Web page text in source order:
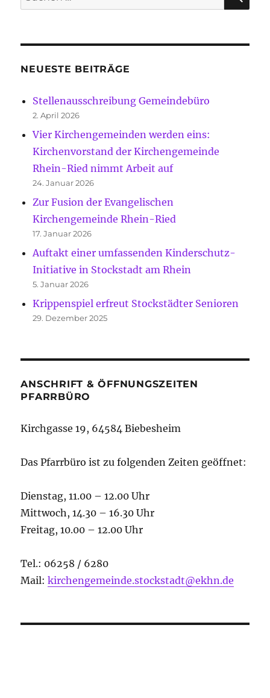
nach:
NEUESTE BEITRÄGE
Stellenausschreibung Gemeindebüro
2. April 2026
Vier Kirchengemeinden werden eins:
Kirchenvorstand der Kirchengemeinde
Rhein-Ried nimmt Arbeit auf
24. Januar 2026
Zur Fusion der Evangelischen
Kirchengemeinde Rhein-Ried
17. Januar 2026
Auftakt einer umfassenden Kinderschutz-
Initiative in Stockstadt am Rhein
5. Januar 2026
Krippenspiel erfreut Stockstädter Senioren
29. Dezember 2025
ANSCHRIFT & ÖFFNUNGSZEITEN
PFARRBÜRO
Kirchgasse 19, 64584 Biebesheim
Das Pfarrbüro ist zu folgenden Zeiten geöffnet:
Dienstag, 11.00 – 12.00 Uhr
Mittwoch, 14.30 – 16.30 Uhr
Freitag, 10.00 – 12.00 Uhr
Tel.: 06258 / 6280
Mail:kirchengemeinde.stockstadt@ekhn.de